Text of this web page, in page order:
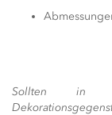
Sollten in